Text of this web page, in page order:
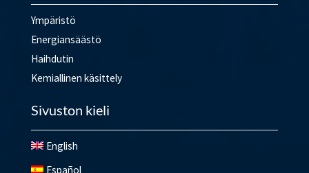
Ympäristö
Energiansäästö
Haihdutin
Kemiallinen käsittely
Sivuston kieli
English
Español